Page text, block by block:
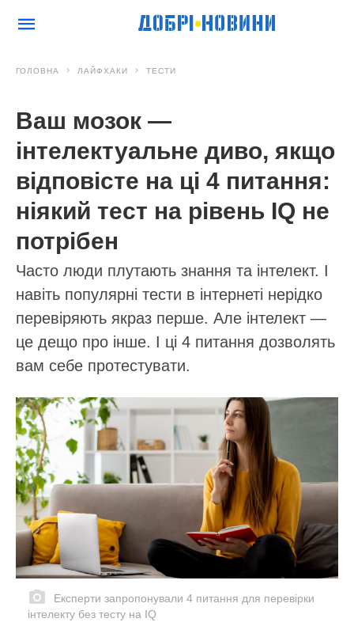
ГОЛОВНА ЛАЙФХАКИ ТЕСТИ
Ваш мозок —
інтелектуальне диво, якщо
відповісте на ці 4 питання:
ніякий тест на рівень IQ не
потрібен
Часто люди плутають знання та інтелект. І
навіть популярні тести в інтернеті нерідко
перевіряють якраз перше. Але інтелект —
це дещо про інше. І ці 4 питання дозволять
вам себе протестувати.
Експерти запропонували 4 питання для перевірки
інтелекту без тесту на IQ